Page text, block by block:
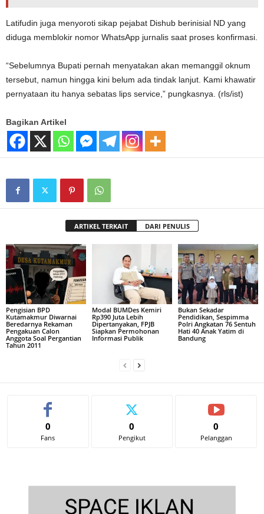
Latifudin juga menyoroti sikap pejabat Dishub berinisial ND yang
diduga memblokir nomor WhatsApp jurnalis saat proses konfirmasi.
“Sebelumnya Bupati pernah menyatakan akan memanggil oknum
tersebut, namun hingga kini belum ada tindak lanjut. Kami khawatir
pernyataan itu hanya sebatas lips service,” pungkasnya. (rls/ist)
Bagikan Artikel
ARTIKEL TERKAIT DARI PENULIS
Pengisian BPD
Kutamakmur Diwarnai
Beredarnya Rekaman
Pengakuan Calon
Anggota Soal Pergantian
Tahun 2011
Modal BUMDes Kemiri
Rp390 Juta Lebih
Dipertanyakan, FPJB
Siapkan Permohonan
Informasi Publik
Bukan Sekadar
Pendidikan, Sespimma
Polri Angkatan 76 Sentuh
Hati 40 Anak Yatim di
Bandung
0
Fans
0
Pengikut
0
Pelanggan